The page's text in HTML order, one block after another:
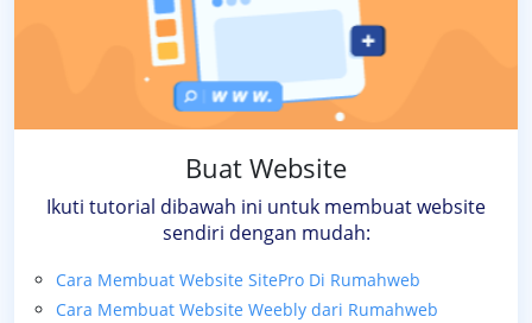
Buat Website
Ikuti tutorial dibawah ini untuk membuat website
sendiri dengan mudah:
Cara Membuat Website SitePro Di Rumahweb
Cara Membuat Website Weebly dari Rumahweb